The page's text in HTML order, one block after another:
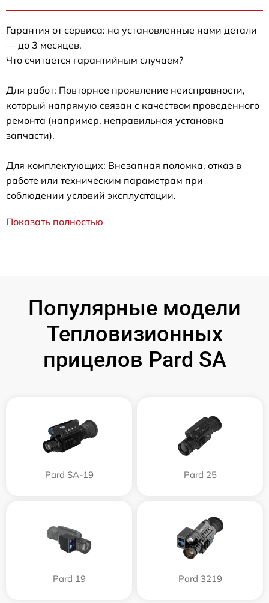
Гарантия от сервиса: на установленные нами детали
— до 3 месяцев.
Что считается гарантийным случаем?
Для работ: Повторное проявление неисправности,
который напрямую связан с качеством проведенного
ремонта (например, неправильная установка
запчасти).
Для комплектующих: Внезапная поломка, отказ в
работе или техническим параметрам при
соблюдении условий эксплуатации.
Показать полностью
Популярные модели
Тепловизионных
прицелов Pard SA
Pard SA-19 Pard 25
Pard 19 Pard 3219